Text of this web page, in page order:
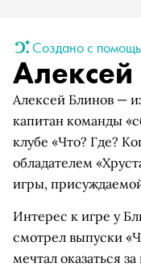
Создано с
Алексей Блинов —
капитан команды
клубе «Что? Где?
обладателем
игры,
Интерес к игре у
смотрел выпуски
мечтал оказаться